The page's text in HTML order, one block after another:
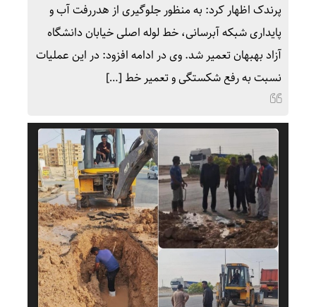
پرندک اظهار کرد: به منظور جلوگیری از هدررفت آب و
پایداری شبکه آبرسانی، خط لوله اصلی خیابان دانشگاه
آزاد بهبهان تعمیر شد‌. وی در ادامه افزود: در این عملیات
نسبت به رفع شکستگی و تعمیر خط […]